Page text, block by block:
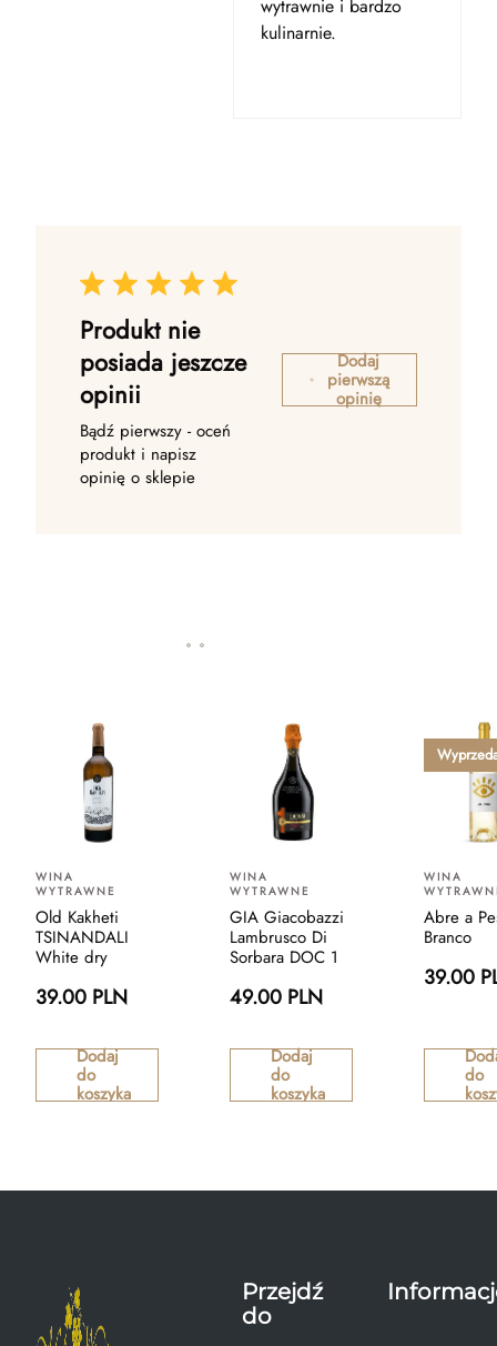
wytrawnie i bardzo
kulinarnie.
Produkt nie
posiada jeszcze
opinii
Bądź pierwszy - oceń
produkt i napisz
opinię o sklepie
Dodaj
pierwszą
opinię
WINA
WYTRAWNE
Old Kakheti
TSINANDALI
White dry
39.00 PLN
Dodaj
do
koszyka
WINA
WYTRAWNE
GIA Giacobazzi
Lambrusco Di
Sorbara DOC 1
49.00 PLN
Dodaj
do
koszyka
WINA
Abre a
Branco
39.00
do
Przejdź
do